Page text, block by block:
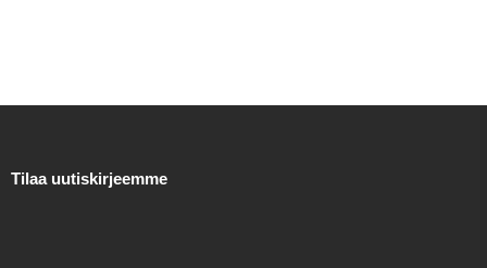
Tilaa uutiskirjeemme